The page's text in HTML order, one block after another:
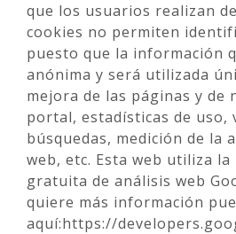
que los usuarios realizan
cookies no permiten
puesto que la información
anónima y será utilizada
mejora de las páginas y de
portal, estadísticas de uso,
búsquedas, medición de la
web, etc. Esta web utiliza
gratuita de análisis web
quiere más información
aquí:https://